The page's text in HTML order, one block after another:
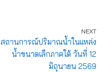
NEXT
สถานการณ์ปริมาณน้ำในแหล่ง
น้ำขนาดเล็กภาคใต้ วันที่ 12
มิถุนายน 2569